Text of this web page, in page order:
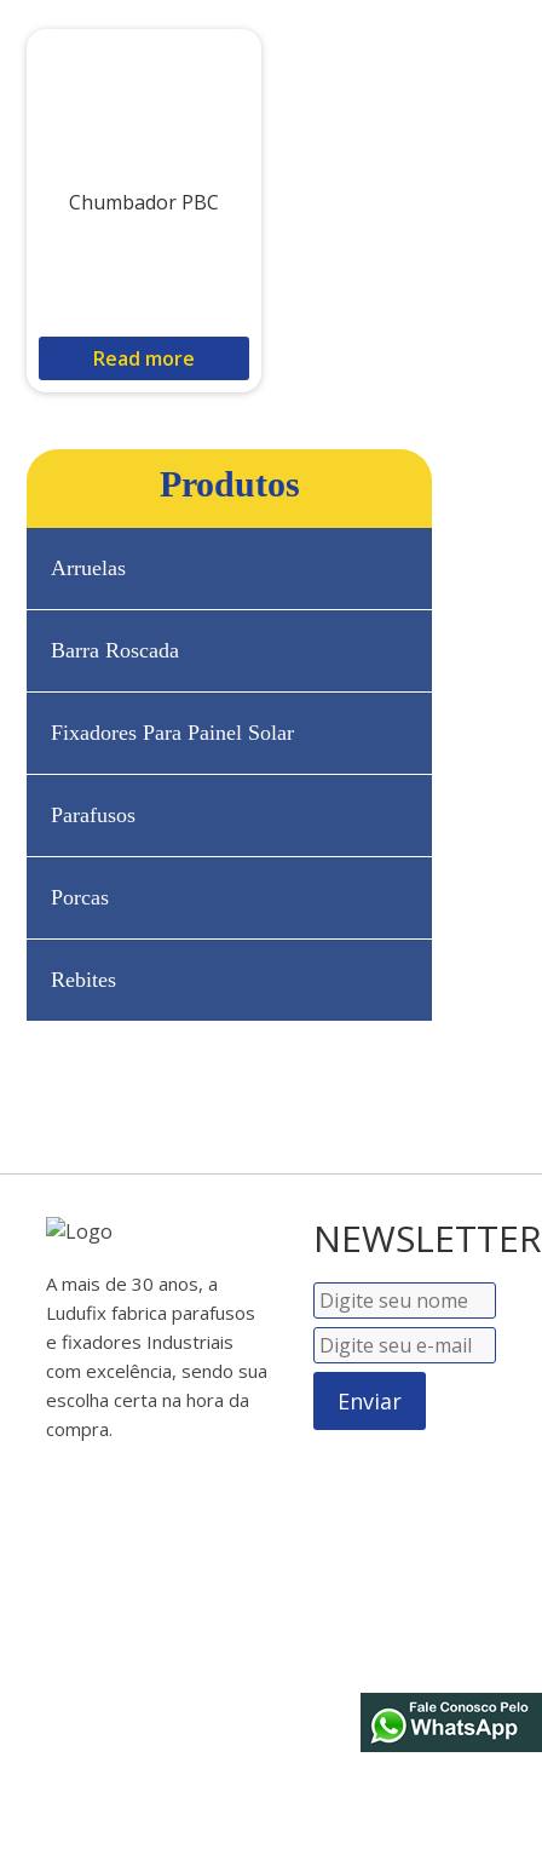
Chumbador PBC
Read more
Produtos
Arruelas
Barra Roscada
Fixadores Para Painel Solar
Parafusos
Porcas
Rebites
A mais de 30 anos, a
Ludufix fabrica parafusos
e fixadores Industriais
com excelência, sendo sua
escolha certa na hora da
compra.
NEWSLETTER
Enviar